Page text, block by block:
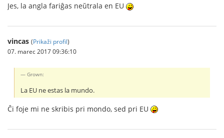
Jes, la angla fariĝas neŭtrala en EU
vincas (Prikaži profil)
07. marec 2017 09:36:10
Grown:
La EU ne estas la mundo.
Ĉi foje mi ne skribis pri mondo, sed pri EU